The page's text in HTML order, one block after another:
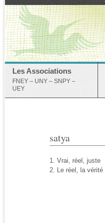
Les Associations
FNEY – UNY – SNPY –
UEY
satya
1. Vrai, réel, juste
2. Le réel, la vérité